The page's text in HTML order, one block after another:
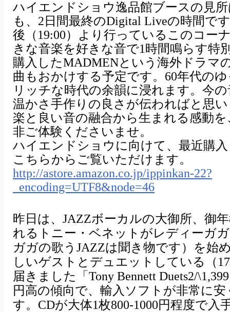
ハイエンドショウ逸品館ブースの見
も、2日間最終のDigital Liveの時間で
後（19:00）より行っているこのコー
きな音楽を好きな音で1時間鳴らす特
購入したMADMENという海外ドラマ
曲もおかけする予定です。60年代の
リッチな時代の余韻に浸れます。今
温かさ手作りの良さが伝わればと思
楽と良い音の融合から生まれる感動
非ご体験くださいませ。
ハイエンドショウに向けて、最近購
こちらからご覧いただけます。
http://astore.amazon.co.jp/ippinkan-22?
_encoding=UTF8&node=46
昨日は、JAZZボーカルの大御所、御
れるトニー・ベネットがレディーガ
ガガの歌うJAZZは聞き物です）を始
しいゲストとデュエットしている（
届きました「Tony Bennett Duets2/
円高の傾向で、輸入ソフトが非常に
す。CDが大体1枚800-1000円程度で入